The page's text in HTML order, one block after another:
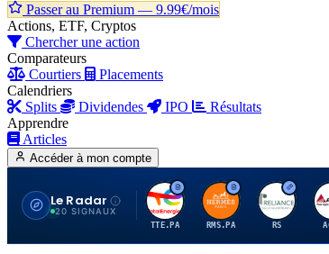
Passer au Premium — 9.99€/mois
Actions, ETF, Cryptos
Chercher une action
Comparateurs
Courtiers
Placements
Calendriers
Splits
Dividendes IPO
Résultats
Apprendre
Articles
Accéder à mon compte
Le Radar
20 SIGNAUX
T
TTE.PA
H
RMS.PA
R
RS